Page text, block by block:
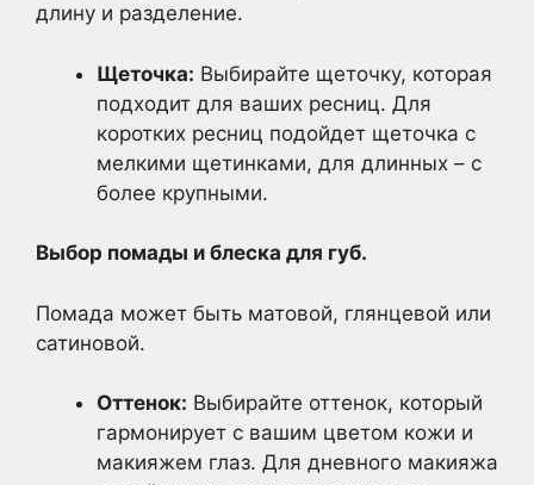
длину и разделение.
Щеточка: Выбирайте щеточку, которая
подходит для ваших ресниц. Для
коротких ресниц подойдет щеточка с
мелкими щетинками, для длинных – с
более крупными.
Выбор помады и блеска для губ.
Помада может быть матовой, глянцевой или
сатиновой.
Оттенок: Выбирайте оттенок, который
гармонирует с вашим цветом кожи и
макияжем глаз. Для дневного макияжа